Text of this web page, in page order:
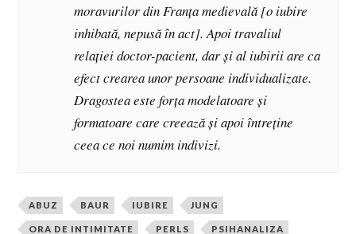
moravurilor din Franța medievală [o iubire
inhibată, nepusă în act]. Apoi travaliul
relației doctor-pacient, dar și al iubirii are ca
efect crearea unor persoane individualizate.
Dragostea este forța modelatoare și
formatoare care creează și apoi întreține
ceea ce noi numim indivizi.
ABUZ BAUR IUBIRE JUNG
ORA DE INTIMITATE PERLS PSIHANALIZA